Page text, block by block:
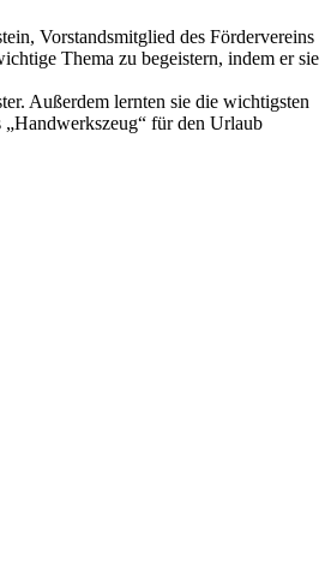
Vorstandsmitglied des Fördervereins
Thema zu begeistern, indem er sie
Außerdem lernten sie die wichtigsten
„Handwerkszeug“ für den Urlaub